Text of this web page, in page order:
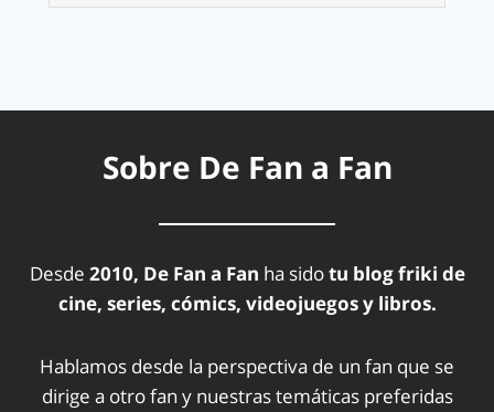
Sobre De Fan a Fan
Desde 2010, De Fan a Fan ha sidotu blog friki de
cine, series, cómics, videojuegos y libros.
Hablamos desde la perspectiva de un fan que se
dirige a otro fan y nuestras temáticas preferidas